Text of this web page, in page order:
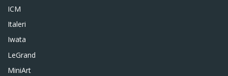
ICM
Italeri
Iwata
LeGrand
MiniArt